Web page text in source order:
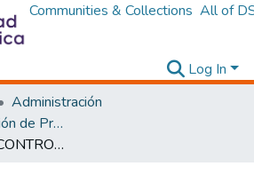
Communities & Collections All of
Log In
Administración
Maestría en Gestión de Proyectos Socioproductivos
“ANÁLISIS DEL CONTROL DE INVENTARIOS Y SU IMPACTO EN LA TOMA DE DECISIONES PARA LA ADQUISICIÓN DE EQUIPOS, MAQUINARIA Y REPUESTOS, CON LA FINALIDAD DE DISMINUIR LOS PRECIOS PARA LOS CLIENTES DE LA EMPRESA ECUAEX S.A., UBICADA EN EL DISTRITO METROPOLITANO DE QUITO, PARROQUIA BENALCÁZAR, AÑO 2014”